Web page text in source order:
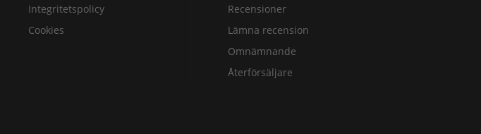
Integritetspolicy
Cookies
Recensioner
Lämna recension
Omnämnande
Återförsäljare